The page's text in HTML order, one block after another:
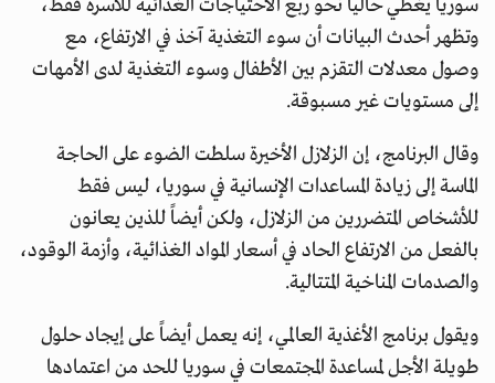
سوريا يغطي حالياً نحو ربع الاحتياجات الغذائية للأسرة فقط،
وتظهر أحدث البيانات أن سوء التغذية آخذ في الارتفاع، مع
وصول معدلات التقزم بين الأطفال وسوء التغذية لدى الأمهات
إلى مستويات غير مسبوقة.
وقال البرنامج، إن الزلازل الأخيرة سلطت الضوء على الحاجة
الماسة إلى زيادة المساعدات الإنسانية في سوريا، ليس فقط
للأشخاص المتضررين من الزلازل، ولكن أيضاً للذين يعانون
بالفعل من الارتفاع الحاد في أسعار المواد الغذائية، وأزمة الوقود،
والصدمات المناخية المتتالية.
ويقول برنامج الأغذية العالمي، إنه يعمل أيضاً على إيجاد حلول
طويلة الأجل لمساعدة المجتمعات في سوريا للحد من اعتمادها